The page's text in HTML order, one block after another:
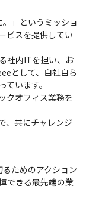
」というミッショ
ビスを提供してい
社内ITを担い、お
として、自社自ら
います。
クオフィス業務を
、共にチャレンジ
ためのアクション
できる最先端の業